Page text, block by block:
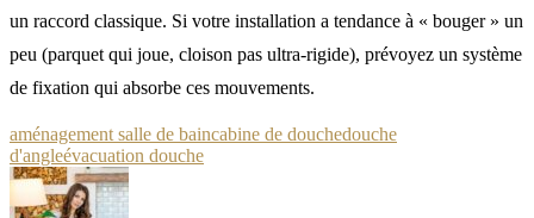
un raccord classique. Si votre installation a tendance à « bouger » un
peu (parquet qui joue, cloison pas ultra-rigide), prévoyez un système
de fixation qui absorbe ces mouvements.
aménagement salle de baincabine de douchedouche
d'angleévacuation douche